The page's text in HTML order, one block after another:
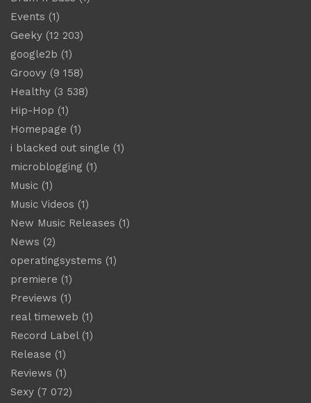
Events (1)
Geeky (12 203)
google2b (1)
Groovy (9 158)
Healthy (3 538)
Hip-Hop (1)
Homepage (1)
i blacked out single (1)
microblogging (1)
Music (1)
Music Videos (1)
New Music Releases (1)
News (2)
operatingsystems (1)
premiere (1)
Previews (1)
real timeweb (1)
Record Label(1)
Release (1)
Reviews (1)
Sexy (7 072)